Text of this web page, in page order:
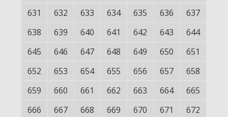
631
632 633 634 635 636
637
638
639 640 641 642 643
644
645
646 647 648 649 650
651
652
653 654 655 656 657
658
659
660 661 662 663 664
665
666
667 668 669 670 671
672